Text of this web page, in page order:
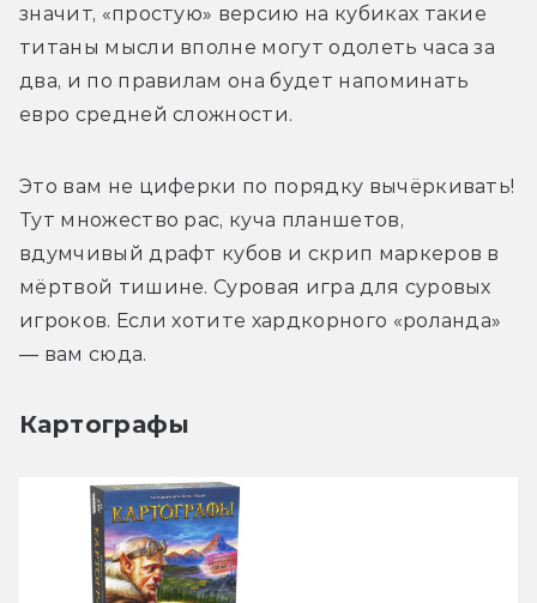
значит, «простую» версию на кубиках такие
титаны мысли вполне могут одолеть часа за
два, и по правилам она будет напоминать
евро средней сложности.
Это вам не циферки по порядку вычёркивать!
Тут множество рас, куча планшетов,
вдумчивый драфт кубов и скрип маркеров в
мёртвой тишине. Суровая игра для суровых
игроков. Если хотите хардкорного «роланда»
— вам сюда.
Картографы